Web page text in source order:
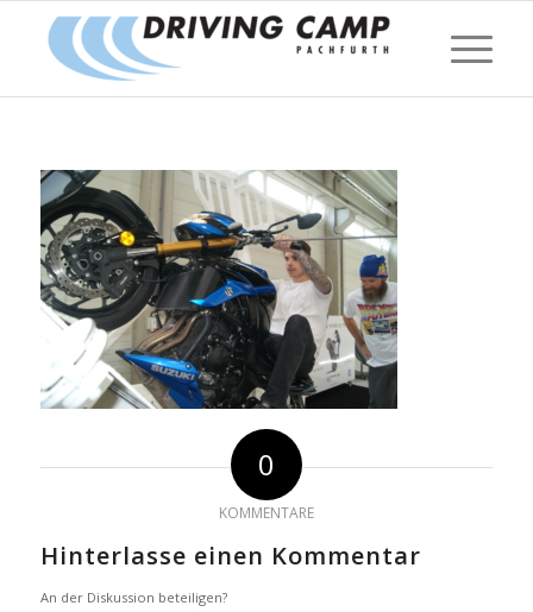
0
KOMMENTARE
Hinterlasse einen Kommentar
An der Diskussion beteiligen?